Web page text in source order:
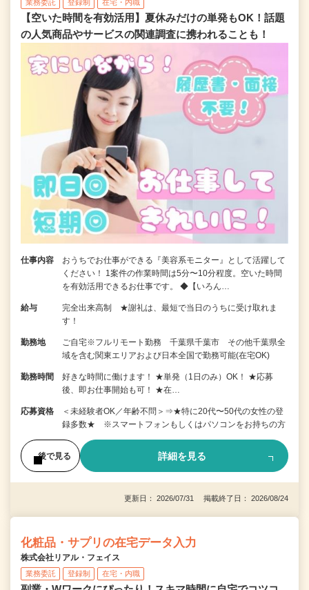
業務委託 登録制 在宅・内職
【空いた時間を有効活用】夏休みだけの単発もOK！話題
の人気商品やサービスの関連調査に携われることも！
仕事内容
おうちでお仕事ができる『美容系モニター』として活躍して
ください！ 1案件の作業時間は5分〜10分程度。空いた時間
を有効活用できるお仕事です。 ◆【いろん…
給与
完全出来高制 ★謝礼は、最短で当日のうちに受け取れま
す！
勤務地
ご自宅※フルリモート勤務 千葉県千葉市 その他千葉県全
域を含む関東エリアおよび日本全国で勤務可能(在宅OK)
勤務時間
好きな時間に働けます！ ★単発（1日のみ）OK！ ★応募
後、即お仕事開始も可！ ★在…
応募資格
＜未経験者OK／年齢不問＞⇒★特に20代〜50代の女性の登
録多数★ ※スマートフォンもしくはパソコンをお持ちの方
後で見る 詳細を見る
更新日： 2026/07/31 掲載終了日： 2026/08/24
化粧品・サプリの在宅データ入力
株式会社リアル・フェイス
業務委託 登録制 在宅・内職